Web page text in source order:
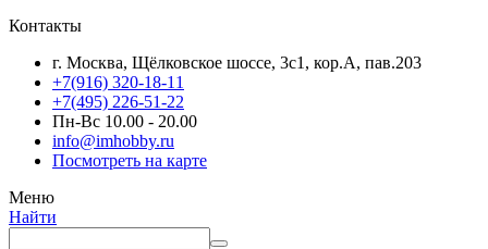
Контакты
г. Москва, Щёлковское шоссе, 3с1, кор.А, пав.203
+7(916) 320-18-11
+7(495) 226-51-22
Пн-Вс 10.00 - 20.00
info@imhobby.ru
Посмотреть на карте
Меню
Найти